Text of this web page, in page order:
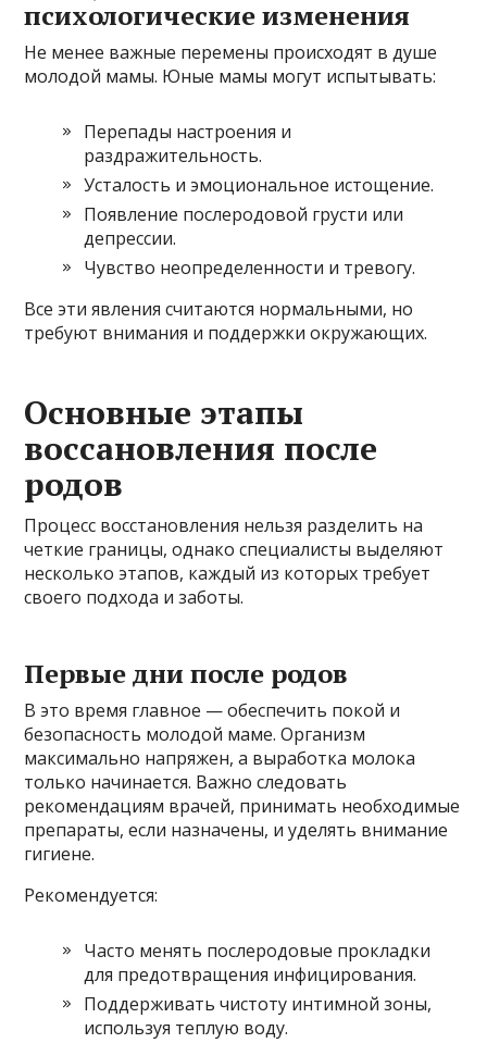
психологические изменения
Не менее важные перемены происходят в душе
молодой мамы. Юные мамы могут испытывать:
Перепады настроения и
раздражительность.
Усталость и эмоциональное истощение.
Появление послеродовой грусти или
депрессии.
Чувство неопределенности и тревогу.
Все эти явления считаются нормальными, но
требуют внимания и поддержки окружающих.
Основные этапы
воссановления после
родов
Процесс восстановления нельзя разделить на
четкие границы, однако специалисты выделяют
несколько этапов, каждый из которых требует
своего подхода и заботы.
Первые дни после родов
В это время главное — обеспечить покой и
безопасность молодой маме. Организм
максимально напряжен, а выработка молока
только начинается. Важно следовать
рекомендациям врачей, принимать необходимые
препараты, если назначены, и уделять внимание
гигиене.
Рекомендуется:
Часто менять послеродовые прокладки
для предотвращения инфицирования.
Поддерживать чистоту интимной зоны,
используя теплую воду.